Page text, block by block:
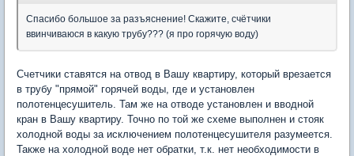
Спасибо большое за разъяснение! Скажите, счётчики
ввинчиваюся в какую трубу??? (я про горячую воду)
Счетчики ставятся на отвод в Вашу квартиру, который врезается
в трубу "прямой" горячей воды, где и установлен
полотенцесушитель. Там же на отводе установлен и вводной
кран в Вашу квартиру. Точно по той же схеме выполнен и стояк
холодной воды за исключением полотенцесушителя разумеется.
Также на холодной воде нет обратки, т.к. нет необходимости в